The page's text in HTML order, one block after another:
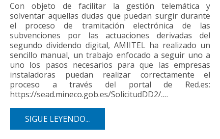
Con objeto de facilitar la gestión telemática y
solventar aquellas dudas que puedan surgir durante
el proceso de tramitación electrónica de las
subvenciones por las actuaciones derivadas del
segundo dividendo digital, AMIITEL ha realizado un
sencillo manual, un trabajo enfocado a seguir uno a
uno los pasos necesarios para que las empresas
instaladoras puedan realizar correctamente el
proceso a través del portal de Red.es:
https://sead.mineco.gob.es/SolicitudDD2/.…
SIGUE LEYENDO...